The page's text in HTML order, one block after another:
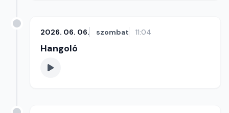
2026. 06. 06. szombat 11:04
Hangoló